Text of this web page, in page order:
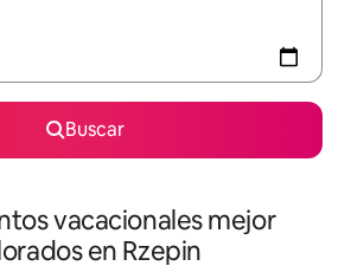
Buscar
vacacionales mejor
en Rzepin